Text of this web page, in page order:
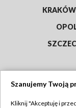
KRAKÓW
Szanujemy Twoją
Kliknij "Akceptuję i